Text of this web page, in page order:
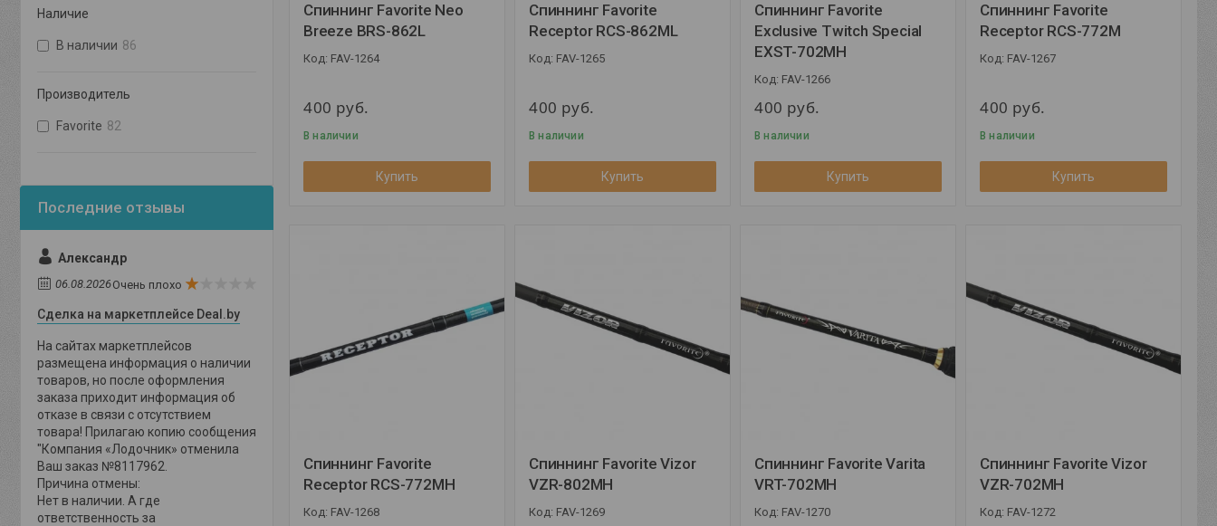
Спиннинг Favorite Neo
Breeze BRS-862L
FAV-1264
400 руб.
В наличии
Купить
Спиннинг Favorite
Receptor RCS-862ML
FAV-1265
400 руб.
В наличии
Купить
Спиннинг Favorite
Exclusive Twitch Special
EXST-702MH
FAV-1266
400 руб.
В наличии
Купить
Спиннинг Favorite
Receptor RCS-772M
FAV-1267
400 руб.
В наличии
Купить
Спиннинг Favorite
Receptor RCS-772MH
FAV-1268
Спиннинг Favorite Vizor
VZR-802MH
FAV-1269
Спиннинг Favorite Varita
VRT-702MH
FAV-1270
Спиннинг Favorite Vizor
VZR-702MH
FAV-1272
Наличие
В наличии 86
Производитель
Favorite 82
Александр
06.08.2026Очень плохо
Сделка на маркетплейсе Deal.by
На сайтах маркетплейсов
размещена информация о наличии
товаров, но после оформления
заказа приходит информация об
отказе в связи с отсутствием
товара! Прилагаю копию сообщения
"Компания «Лодочник» отменила
Ваш заказ №8117962.
Причина отмены:
Нет в наличии. А где
ответственность за